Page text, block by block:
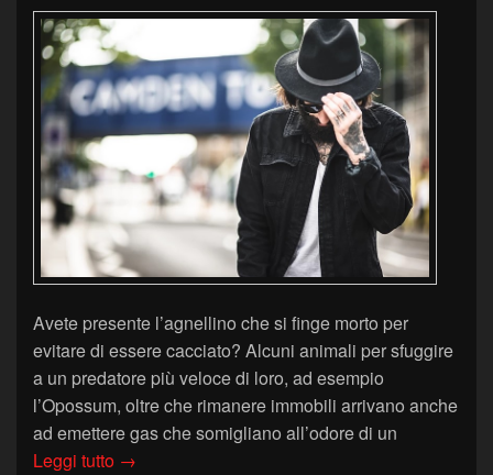
Avete presente l’agnellino che si finge morto per
evitare di essere cacciato? Alcuni animali per sfuggire
a un predatore più veloce di loro, ad esempio
l’Opossum, oltre che rimanere immobili arrivano anche
ad emettere gas che somigliano all’odore di un
Leggi tutto Tanatosi e Paura – Copia Originale
→